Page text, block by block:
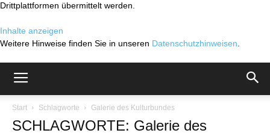
Drittplattformen übermittelt werden.
Inhalte anzeigen
Weitere Hinweise finden Sie in unseren Datenschutzhinweisen
Start Schlagworte Galerie des Kulturbundes
SCHLAGWORTE: Galerie des